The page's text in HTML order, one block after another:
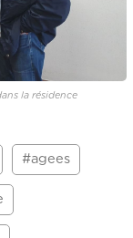
la résidence
#agees